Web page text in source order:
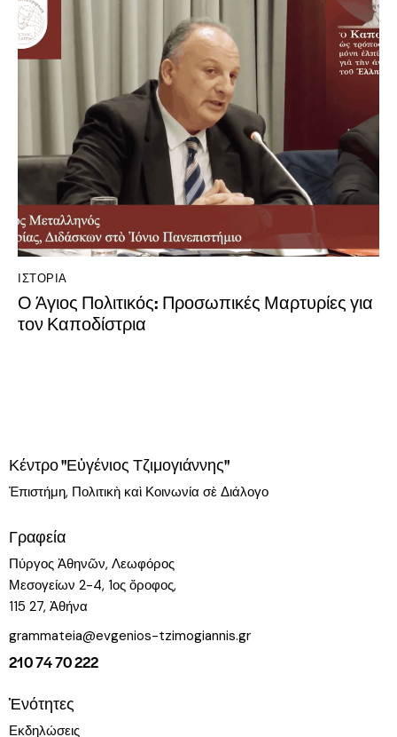
ΙΣΤΟΡΊΑ
Ο Άγιος Πολιτικός: Προσωπικές Μαρτυρίες για
τον Καποδίστρια
Κέντρο "Εὐγένιος Τζιμογιάννης"
Ἐπιστήμη, Πολιτικὴ καὶ Κοινωνία σὲ Διάλογο
Γραφεία
Πύργος Ἀθηνῶν, Λεωφόρος
Μεσογείων 2-4, 1ος ὄροφος,
115 27, Ἀθήνα
grammateia@evgenios-tzimogiannis.gr
210 74 70 222
Ἑνότητες
Εκδηλώσεις